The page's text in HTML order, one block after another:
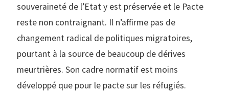
souveraineté de l’Etat y est préservée et le Pacte
reste non contraignant. Il n’affirme pas de
changement radical de politiques migratoires,
pourtant à la source de beaucoup de dérives
meurtrières. Son cadre normatif est moins
développé que pour le pacte sur les réfugiés.